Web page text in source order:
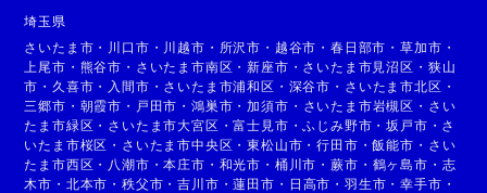
埼玉県
さいたま市 ・ 川口市 ・ 川越市 ・ 所沢市 ・ 越谷市 ・春日部市 ・草加市 ・
上尾市 ・ 熊谷市 ・ さいたま市南区 ・新座市 ・ さいたま市見沼区 ・ 狭山
市 ・ 久喜市 ・ 入間市 ・ さいたま市浦和区 ・ 深谷市 ・ さいたま市北区 ・
三郷市 ・ 朝霞市 ・ 戸田市 ・鴻巣市 ・加須市 ・ さいたま市岩槻区 ・ さい
たま市緑区 ・ さいたま市大宮区 ・富士見市 ・ふじみ野市 ・坂戸市 ・ さ
いたま市桜区 ・ さいたま市中央区 ・東松山市 ・行田市 ・飯能市 ・ さい
たま市西区 ・ 八潮市 ・本庄市 ・ 和光市 ・ 桶川市 ・蕨市 ・ 鶴ヶ島市 ・ 志
木市 ・ 北本市 ・秩父市 ・吉川市 ・蓮田市 ・ 日高市 ・ 羽生市 ・幸手市 ・